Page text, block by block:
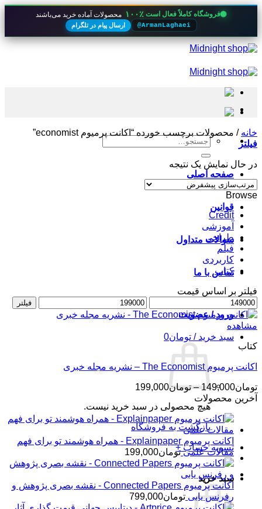
فروشگاه کاملاً فعال است ۱۰۰٪ محصولات آماده خرید می‌باشند
@ArmanLaghaei ارسال پیام در تلگرام
Skip
to
جستجو
صفحه اصلی
قوانین
سوالات متداول
تماس با ما
ورود / عضویت
سبد خرید / تومان0
هیچ محصولی در سبد خرید نیست.
بازگشت به فروشگاه
تسویه حساب +
سبد خرید
خانه / محصولات برچسب خورده “اکانت پرمیوم economist”
فیلتر
در حال نمایش یک نتیجه
Browse
Credit
آموزشی
طراحی
فیلم
کاربردی
کتاب
فیلتر بر اساس قیمت
حداقل
قیمت
حداکثر
قیمت
فیلتر
مشاهده
کتاب
اکانت پرمیوم The Economist – نشریه مجله خبری
تومان149,000
– تومان199,000
تومان149,000
تا
تومان199,000
آخرین محصولات
اکانت پرمیوم Explainpaper - همراه هوشمند تو برای فهم
مقالات علمی تومان199,000
اکانت پرمیوم Connected Papers - نقشه بصری پژوهش و
رفرنس یابی تومان799,000